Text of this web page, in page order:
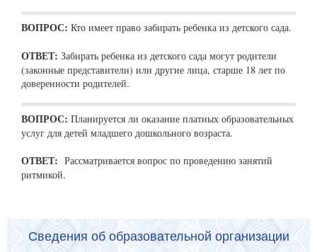
ВОПРОС: Кто имеет право забирать ребенка из детского сада.
ОТВЕТ: Забирать ребенка из детского сада могут родители
(законные представители) или другие лица, старше 18 лет по
доверенности родителей.
ВОПРОС: Планируется ли оказание платных образовательных
услуг для детей младшего дошкольного возраста.
ОТВЕТ: Рассматривается вопрос по проведению занятий
ритмикой.
Сведения об образовательной организации